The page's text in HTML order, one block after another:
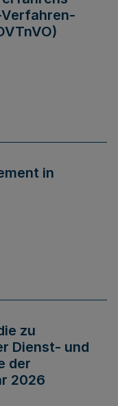
in
zu
Dienst- und
der
2026